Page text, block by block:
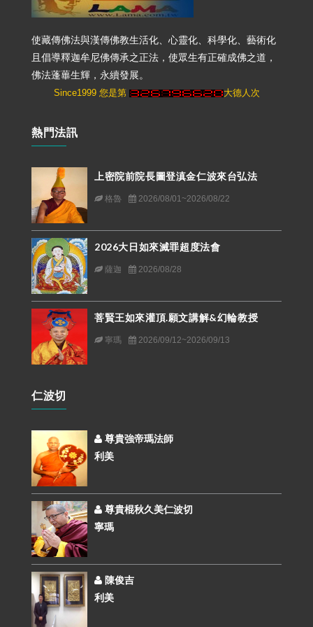
使藏傳佛法與漢傳佛教生活化、心靈化、科學化、藝術化
且倡導釋迦牟尼佛傳承之正法，使眾生有正確成佛之道，
佛法蓬蓽生輝，永續發展。
Since1999 您是第 大德人次
熱門法訊
上密院前院長圖登滇金仁波來台弘法
格魯 2026/08/01~2026/08/22
2026大日如來滅罪超度法會
薩迦 2026/08/28
菩賢王如來灌頂.願文講解&幻輪教授
寧瑪 2026/09/12~2026/09/13
仁波切
尊貴強帝瑪法師
利美
尊貴棍秋久美仁波切
寧瑪
陳俊吉
利美